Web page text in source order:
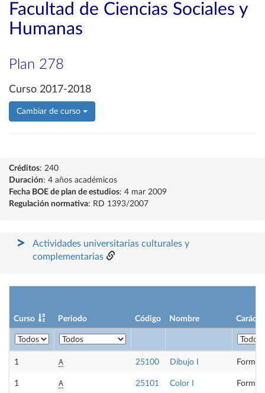
Facultad de Ciencias Sociales y
Humanas
Plan 278
Curso 2017-2018
Cambiar de curso
Créditos: 240
Duración: 4 años académicos
Fecha BOE de plan de estudios: 4 mar 2009
Regulación normativa: RD 1393/2007
Actividades universitarias culturales y
complementarias
Curso Periodo Código Nombre
1 A 25100 Dibujo I
1 A 25101 Color I